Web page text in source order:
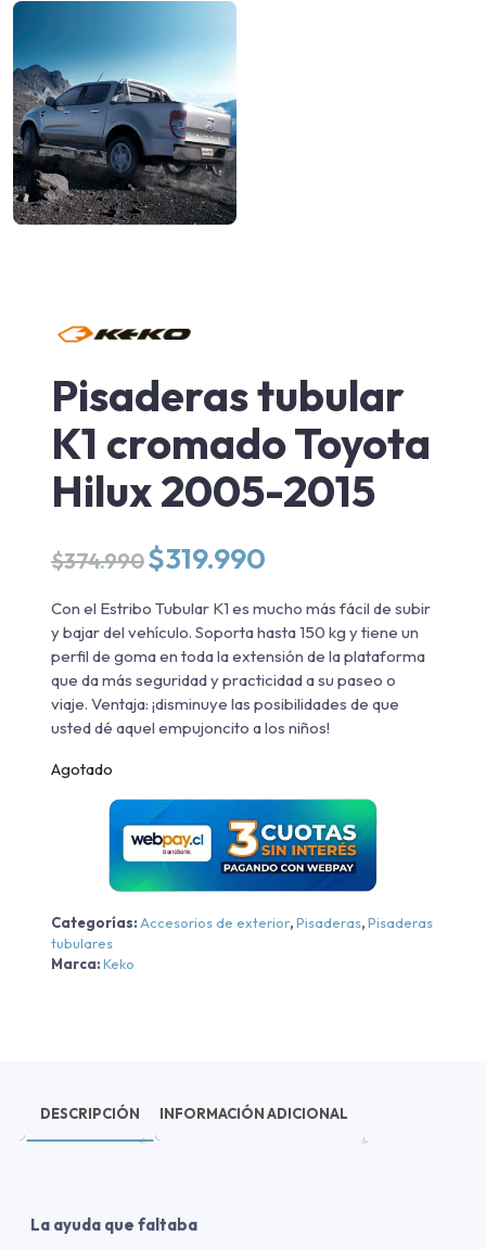
Pisaderas tubular
K1 cromado Toyota
Hilux 2005-2015
$374.990 El
precio
original
era:
$374.990.
$319.990
actual
es:
$319.990.
Con el Estribo Tubular K1 es mucho más fácil de subir
y bajar del vehículo. Soporta hasta 150 kg y tiene un
perfil de goma en toda la extensión de la plataforma
que da más seguridad y practicidad a su paseo o
viaje. Ventaja: ¡disminuye las posibilidades de que
usted dé aquel empujoncito a los niños!
Agotado
Categorías:Accesorios de exterior,Pisaderas,Pisaderas
tubulares
Marca:Keko
DESCRIPCIÓN INFORMACIÓN ADICIONAL
La ayuda que faltaba